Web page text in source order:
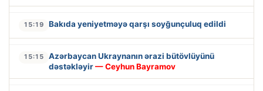
15:19 Bakıda yeniyetməyə qarşı soyğunçuluq edildi
15:15
Azərbaycan Ukraynanın ərazi bütövlüyünü
dəstəkləyir— Ceyhun Bayramov